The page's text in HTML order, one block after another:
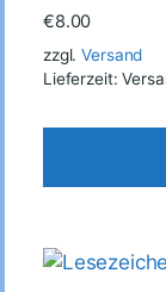
€8.00
zzgl.Versand
Lieferzeit: